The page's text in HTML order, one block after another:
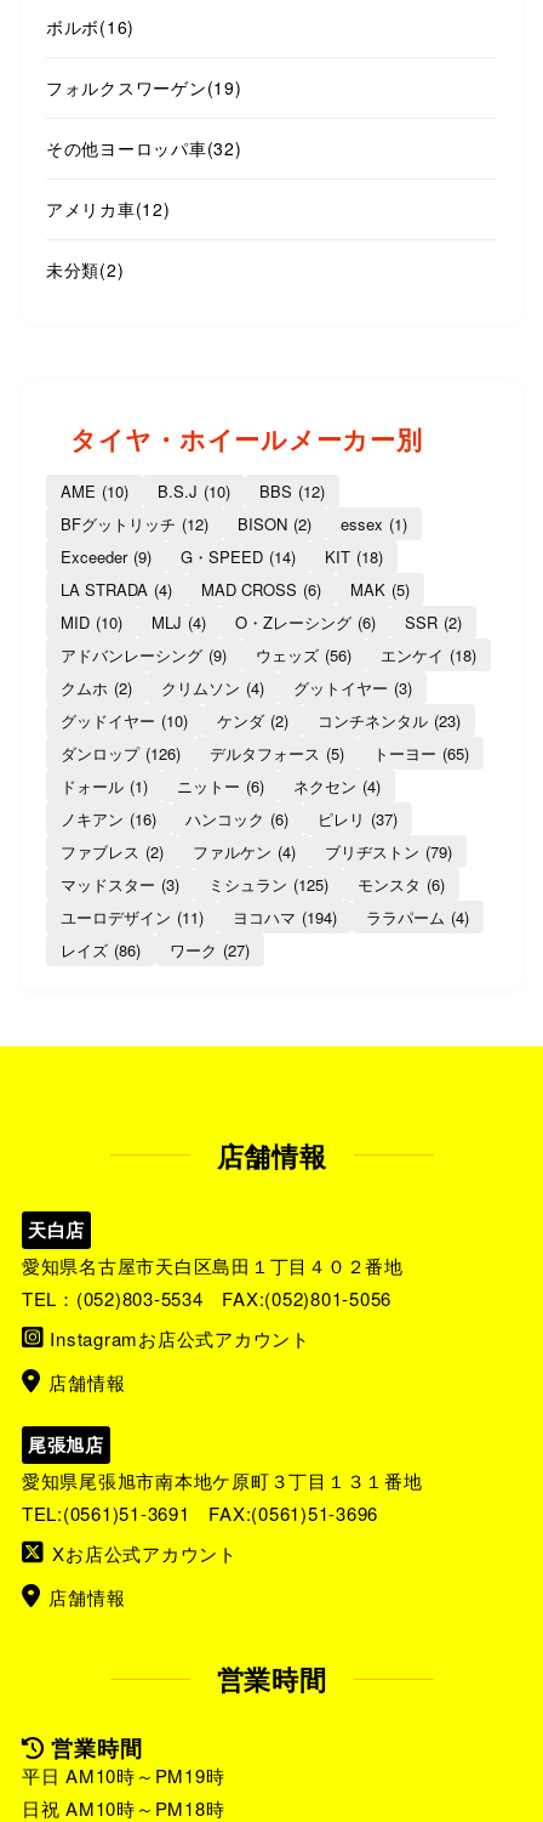
ボルボ(16)
フォルクスワーゲン(19)
その他ヨーロッパ車(32)
アメリカ車(12)
未分類(2)
タイヤ・ホイールメーカー別
AME (10) B.S.J (10) BBS (12)
BFグットリッチ (12) BISON (2) essex (1)
Exceeder (9) G・SPEED (14) KIT (18)
LA STRADA (4) MAD CROSS (6) MAK (5)
MID (10) MLJ (4) O・Zレーシング (6) SSR (2)
アドバンレーシング (9) ウェッズ (56) エンケイ (18)
クムホ (2) クリムソン (4) グットイヤー (3)
グッドイヤー (10) ケンダ (2) コンチネンタル (23)
ダンロップ (126) デルタフォース (5) トーヨー (65)
ドォール (1) ニットー (6) ネクセン (4)
ノキアン (16) ハンコック (6) ピレリ (37)
ファブレス (2) ファルケン (4) ブリヂストン (79)
マッドスター (3) ミシュラン (125) モンスタ (6)
ユーロデザイン (11) ヨコハマ (194) ララパーム (4)
レイズ (86) ワーク (27)
店舗情報
天白店
愛知県名古屋市天白区島田１丁目４０２番地
TEL： (052)803-5534 FAX:(052)801-5056
Instagramお店公式アカウント
店舗情報
尾張旭店
愛知県尾張旭市南本地ケ原町３丁目１３１番地
TEL:(0561)51-3691
FAX:(0561)51-3696
Xお店公式アカウント
店舗情報
営業時間
営業時間
平日 AM10時～PM19時
日祝 AM10時～PM18時